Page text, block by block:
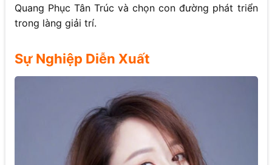
Quang Phục Tân Trúc và chọn con đường phát triển
trong làng giải trí.
Sự Nghiệp Diễn Xuất